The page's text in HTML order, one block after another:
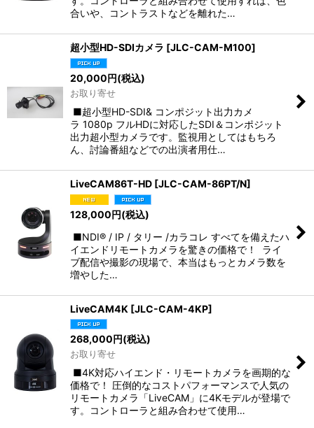
合いや、コントラストなどを離れた…
超小型HD-SDIカメラ [JLC-CAM-M100]
20,000円(税込)
お取り寄せ
■超小型HD-SDI& コンポジット出力カメ
ラ 1080p フルHDに対応したSDI＆コンポジット
出力超小型カメラです。監視用としてはもちろ
ん、討論番組などでの出演者用仕…
LiveCAM86T-HD [JLC-CAM-86PT/N]
128,000円(税込)
■NDI® / IP / タリー /カラコレ すべてを備えたハ
イエンドリモートカメラを驚きの価格で！ ライ
ブ配信や撮影の現場で、本当はもっとカメラ数を
増やした…
LiveCAM4K [JLC-CAM-4KP]
268,000円(税込)
お取り寄せ
■4K対応ハイエンド・リモートカメラを画期的な
価格で！ 圧倒的なコストパフォーマンスで人気の
リモートカメラ「LiveCAM」に4Kモデルが登場で
す。コントローラと組み合わせて使用…